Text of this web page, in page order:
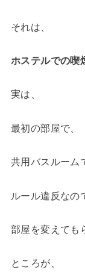
それは、
ホステルでの喫
実は、
最初の部屋で、
共用バスルーム
ルール違反なの
部屋を変えても
ところが、